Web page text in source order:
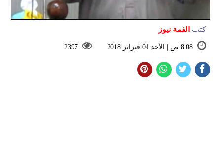
كتب القمة نيوز
8:08 ص | الأحد 04 فبراير 2018 2397